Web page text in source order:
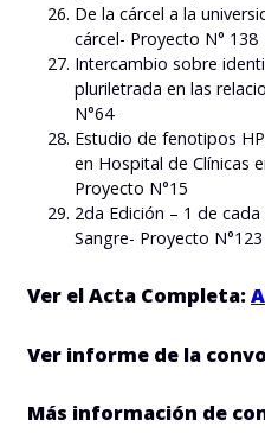
De la cárcel a la
cárcel- Proyecto N° 138
Intercambio sobre
pluriletrada en las
N°64
Estudio de fenotipos
en Hospital de Clínicas
Proyecto N°15
2da Edición – 1 de
Sangre- Proyecto N°123
Ver el Acta Completa:
Ver informe de la
Más información de